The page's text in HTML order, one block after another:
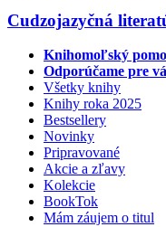
Cudzojazyčná
Knihomoľský
Odporúčame pre
Všetky knihy
Knihy roka 2025
Bestsellery
Novinky
Pripravované
Akcie a zľavy
Kolekcie
BookTok
Mám záujem o titul